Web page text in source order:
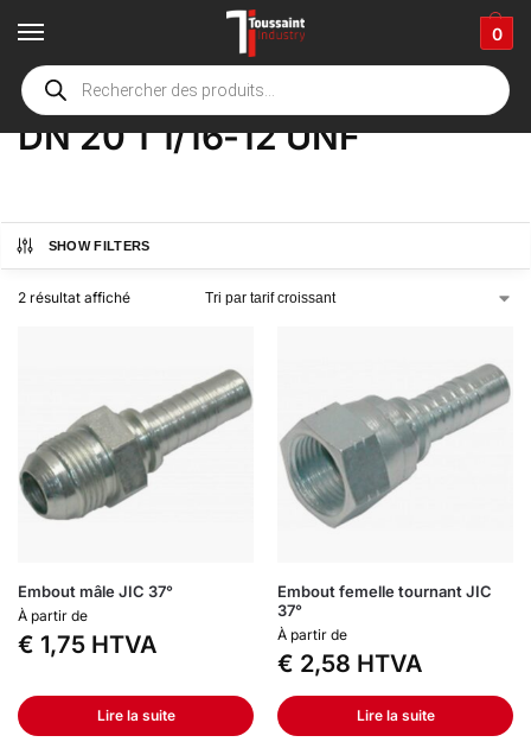
0
Accueil boutique / Product Options
DN 20 1 1/16-12 UNF
SHOW FILTERS
2 résultat affiché
Embout mâle JIC 37°
À partir de
€ 1,75 HTVA
Lire la suite
Embout femelle tournant JIC
37°
À partir de
€ 2,58 HTVA
Lire la suite